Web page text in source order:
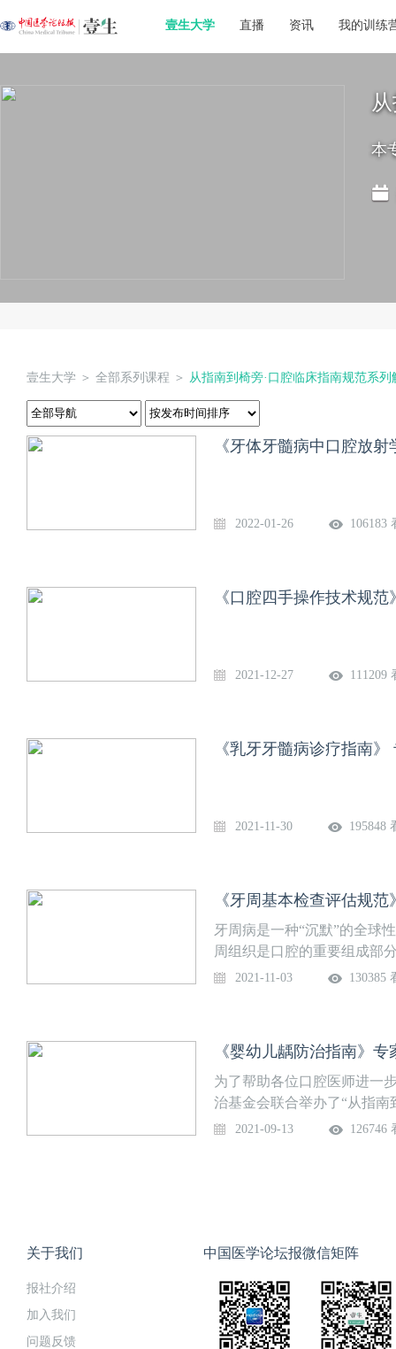
壹生大学 直播 资讯 我的训练
本
壹生大学 ＞ 全部系列课程 ＞ 从指南到椅旁·口腔临床指南规范系列
《牙体牙髓病中口腔放
2022-01-26 106183
《口腔四手操作技术规
2021-12-27 111209
《乳牙牙髓病诊疗指南》
2021-11-30 195848
《牙周基本检查评估规
牙周病是一种“沉默”的全球
周组织是口腔的重要组成部
础；成年人牙齿丧失的最主
2021-11-03 130385
《婴幼儿龋防治指南》专
为了帮助各位口腔医师进一
治基金会联合举办了“从指
治指南直播访谈”，我们特
2021-09-13 126746
关于我们
报社介绍
加入我们
问题反馈
中国医学论坛报微信矩阵